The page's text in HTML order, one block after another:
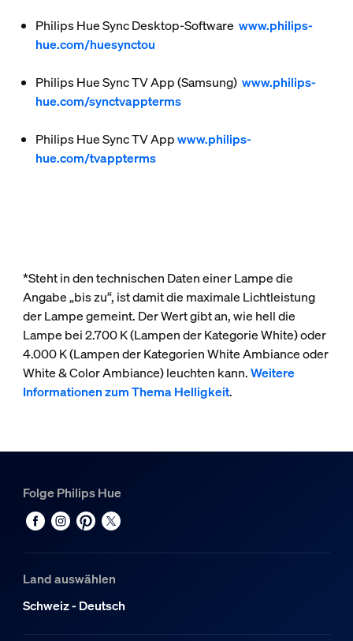
Philips Hue Sync Desktop-Software www.philips-
hue.com/huesynctou
Philips Hue Sync TV App (Samsung) www.philips-
hue.com/synctvappterms
Philips Hue Sync TV Appwww.philips-
hue.com/tvappterms
*Steht in den technischen Daten einer Lampe die
Angabe „bis zu“, ist damit die maximale Lichtleistung
der Lampe gemeint. Der Wert gibt an, wie hell die
Lampe bei 2.700 K (Lampen der Kategorie White) oder
4.000 K (Lampen der Kategorien White Ambiance oder
White & Color Ambiance) leuchten kann.Weitere
Informationen zum Thema Helligkeit.
Folge Philips Hue
Land auswählen
Schweiz - Deutsch